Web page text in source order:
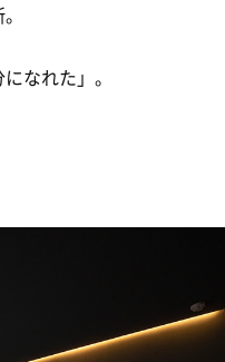
なれた」。